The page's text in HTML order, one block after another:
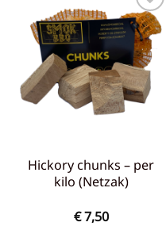
Toevoegen
aan
verlanglijst
Hickory chunks – per
kilo (Netzak)
€7,50